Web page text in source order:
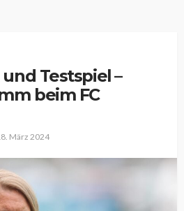
Testspiel –
beim FC
März 2024